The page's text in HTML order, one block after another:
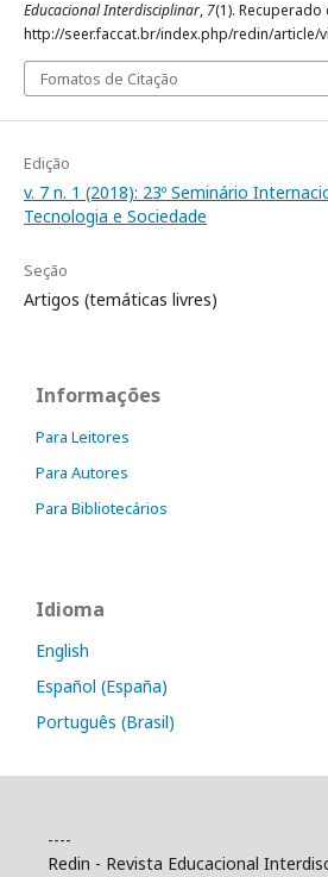
Educacional Interdisciplinar, 7(1). Recuperado
http://seer.faccat.br/index.php/redin/article/
Fomatos de Citação
Edição
v. 7 n. 1 (2018): 23º Seminário
Tecnologia e Sociedade
Seção
Artigos (temáticas livres)
Informações
Para Leitores
Para Autores
Para Bibliotecários
Idioma
English
Español (España)
Português (Brasil)
----
Redin - Revista Educacional